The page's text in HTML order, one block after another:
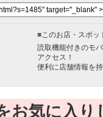
■このお店・スポッ
読取機能付きのモ
アクセス！
便利に店舗情報を
お気に入